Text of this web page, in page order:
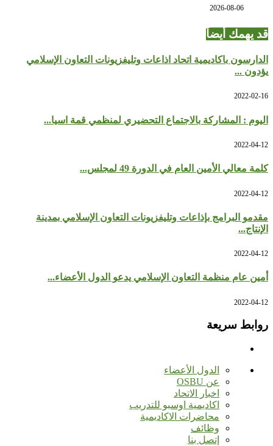
2026-08-06
قد يهمك أيضاً
الدارسون باكاديمية اتحاد اذاعات وتليفزيونات التعاون الإسلامي
يؤدون ...
2022-02-16
اليوم : المشاركة بالاجتماع التحضيري لمنظمي قمة اسيا...
2022-04-12
كلمة معالي الأمين العام في الدورة 49 لمجلس...
2022-04-12
مقدمو البرامج بإذاعات وتليفزيونات التعاون الإسلامي بمدينة
الإنتاج...
2022-04-12
أمين عام منظمة التعاون الإسلامي يدعو الدول الأعضاء...
2022-04-12
روابط سريعة
الدول الأعضاء
عن OSBU
اخبار الاتحاد
اكاديمية اوسبو للتدريب
محاضرات الاكاديمية
وظائف
إتصل بنا